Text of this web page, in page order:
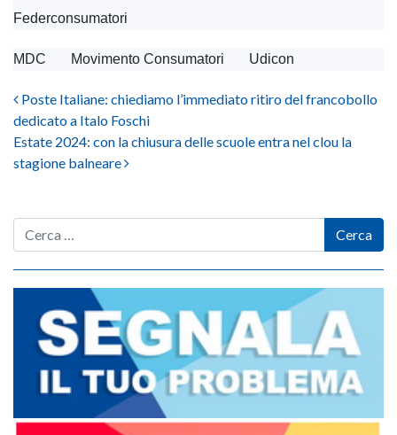
Federconsumatori
MDC Movimento Consumatori Udicon
Post navigation
Poste Italiane: chiediamo l’immediato ritiro del francobollo
dedicato a Italo Foschi
Estate 2024: con la chiusura delle scuole entra nel clou la
stagione balneare
Cerca